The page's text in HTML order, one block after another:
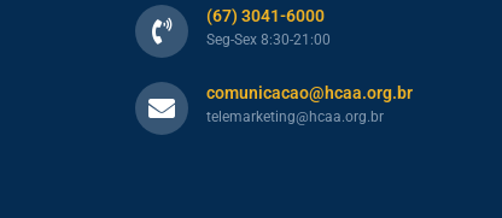
(67) 3041-6000
Seg-Sex 8:30-21:00
comunicacao@hcaa.org.br
telemarketing@hcaa.org.br